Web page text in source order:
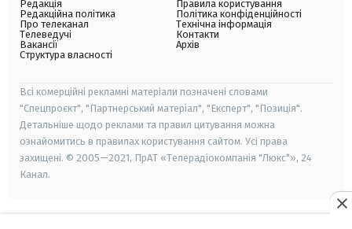
Редакція
Редакційна політика
Про телеканал
Телеведучі
Вакансії
Структура власності
Правила користування
Політика конфіденційності
Технічна інформація
Контакти
Архів
Всі комерційні рекламні матеріали позначені словами
"Спецпроєкт", "Партнерський матеріал", "Експерт", "Позиція".
Детальніше щодо реклами та правил цитування можна
ознайомитись в правилах користування сайтом. Усі права
захищені. © 2005—2021, ПрАТ «Телерадіокомпанія "Люкс"», 24
Канал.